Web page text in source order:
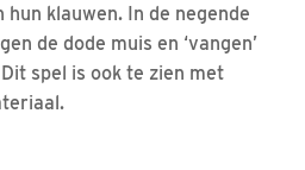
klauwen. In de negende
de dode muis en ‘vangen’
spel is ook te zien met